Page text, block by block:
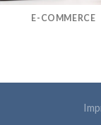
E-COMMERCE